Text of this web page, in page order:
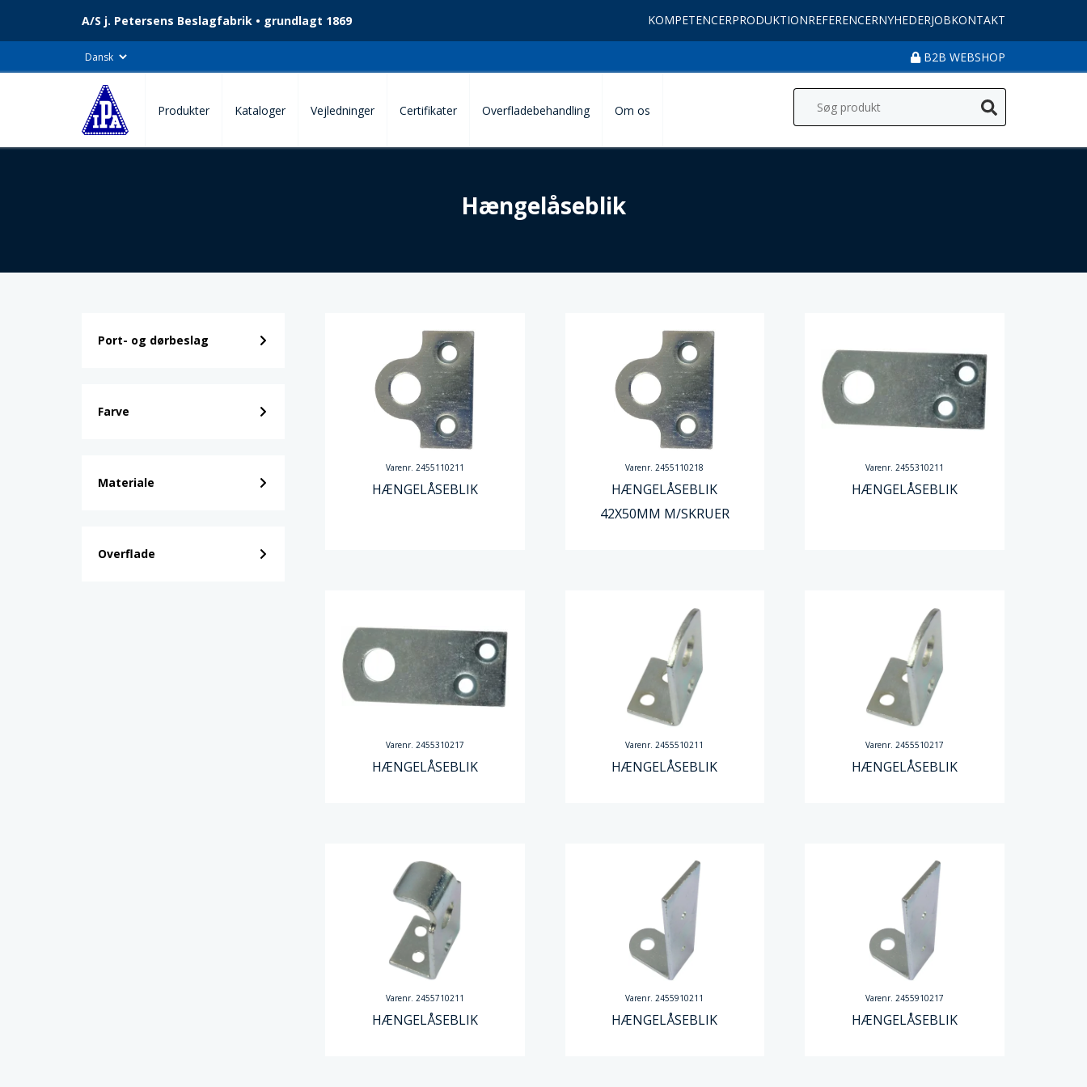
A/S j. Petersens Beslagfabrik • grundlagt 1869 KOMPETENCERPRODUKTIONREFERENCERNYHEDERJOBKONTAKT
B2B WEBSHOP
Produkter Kataloger Vejledninger Certifikater Overfladebehandling Om os
Hængelåseblik
Port- og dørbeslag
Farve
Materiale
Overflade
Varenr. 2455110211
HÆNGELÅSEBLIK
Varenr. 2455110218
HÆNGELÅSEBLIK
42X50MM M/SKRUER
Varenr. 2455310211
HÆNGELÅSEBLIK
Varenr. 2455310217
HÆNGELÅSEBLIK
Varenr. 2455510211
HÆNGELÅSEBLIK
Varenr. 2455510217
HÆNGELÅSEBLIK
Varenr. 2455710211
HÆNGELÅSEBLIK
Varenr. 2455910211
HÆNGELÅSEBLIK
Varenr. 2455910217
HÆNGELÅSEBLIK